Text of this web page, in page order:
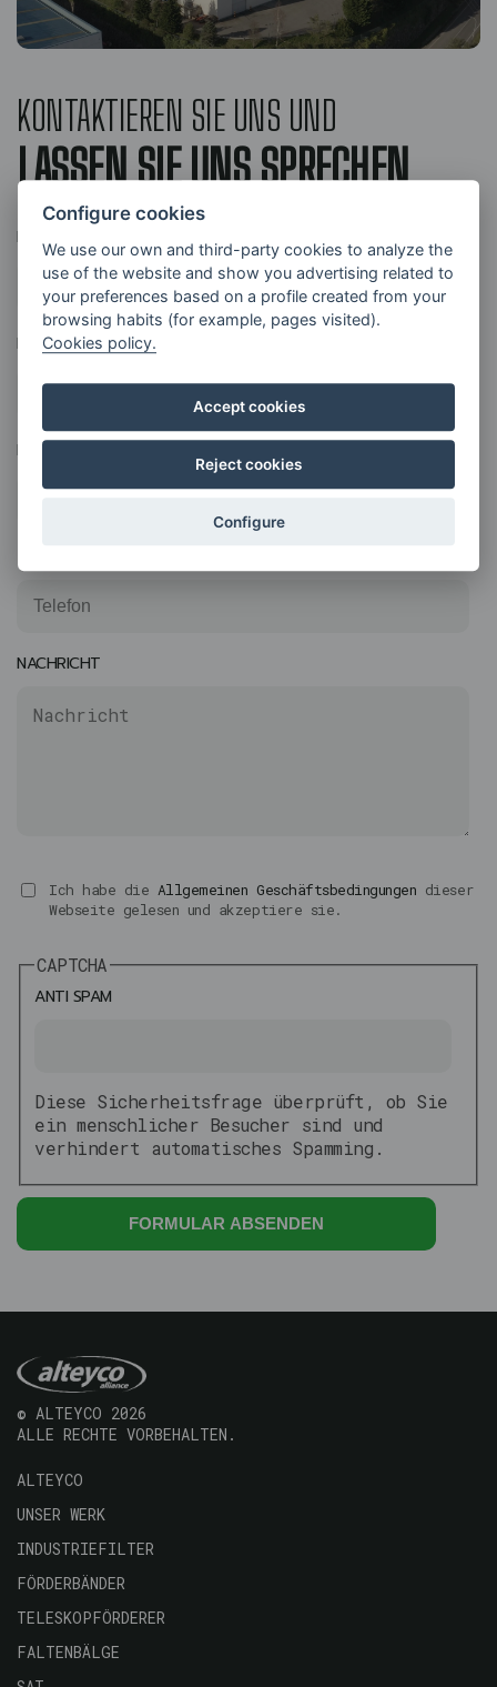
KONTAKTIEREN SIE UNS UND
LASSEN SIE UNS SPRECHEN
NAME
NACHNAME
E-MAIL
NACHRICHT
Ich habe die Allgemeinen Geschäftsbedingungen dieser
Webseite gelesen und akzeptiere sie.
CAPTCHA
ANTI SPAM
Diese Sicherheitsfrage überprüft, ob Sie
ein menschlicher Besucher sind und
verhindert automatisches Spamming.
© ALTEYCO 2026
ALLE RECHTE VORBEHALTEN.
Navegación
principal
ALTEYCO
UNSER WERK
INDUSTRIEFILTER
FÖRDERBÄNDER
TELESKOPFÖRDERER
FALTENBÄLGE
Configure cookies
We use our own and third-party cookies to analyze the
use of the website and show you advertising related to
your preferences based on a profile created from your
browsing habits (for example, pages visited).
Cookies policy.
Accept cookies
Reject cookies
Configure